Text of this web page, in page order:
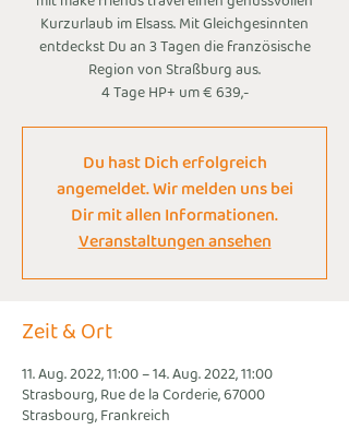
Kurzurlaub im Elsass. Mit Gleichgesinnten
entdeckst Du an 3 Tagen die französische
Region von Straßburg aus.
4 Tage HP+ um € 639,-
Du hast Dich erfolgreich
angemeldet. Wir melden uns bei
Dir mit allen Informationen.
Veranstaltungen ansehen
Zeit & Ort
11. Aug. 2022, 11:00 – 14. Aug. 2022, 11:00
Strasbourg, Rue de la Corderie, 67000
Strasbourg, Frankreich